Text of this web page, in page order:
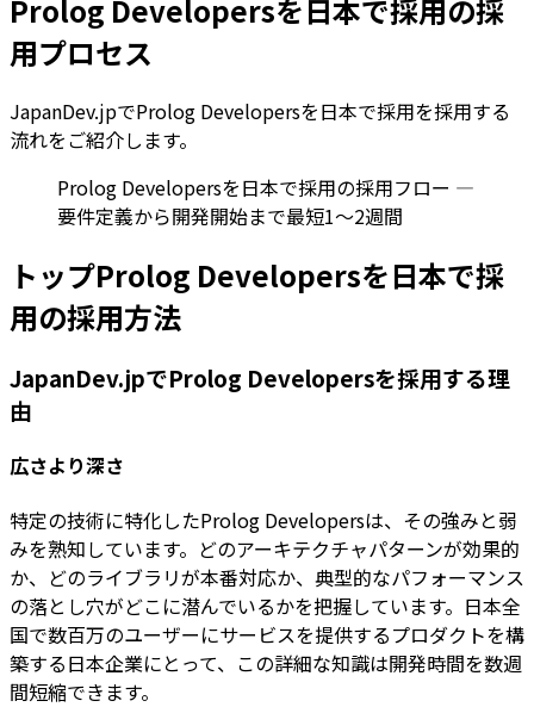
Prolog Developersを日本で採用の採
用プロセス
JapanDev.jpでProlog Developersを日本で採用を採用する
流れをご紹介します。
Prolog Developersを日本で採用の採用フロー —
要件定義から開発開始まで最短1〜2週間
トップProlog Developersを日本で採
用の採用方法
JapanDev.jpでProlog Developersを採用する理
由
広さより深さ
特定の技術に特化したProlog Developersは、その強みと弱
みを熟知しています。どのアーキテクチャパターンが効果的
か、どのライブラリが本番対応か、典型的なパフォーマンス
の落とし穴がどこに潜んでいるかを把握しています。日本全
国で数百万のユーザーにサービスを提供するプロダクトを構
築する日本企業にとって、この詳細な知識は開発時間を数週
間短縮できます。